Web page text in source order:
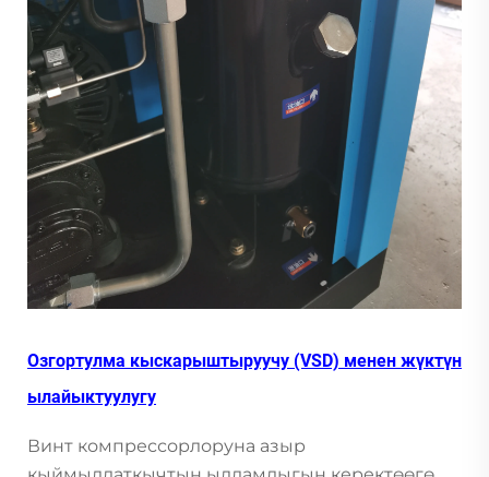
Озгортулма кыскарыштыруучу (VSD) менен жүктүн
ылайыктуулугу
Винт компрессорлоруна азыр